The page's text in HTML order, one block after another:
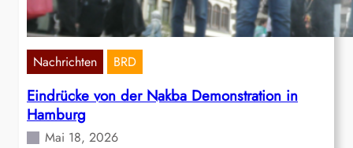
Nachrichten BRD
Eindrücke von der Nakba Demonstration in
Hamburg
Mai 18, 2026